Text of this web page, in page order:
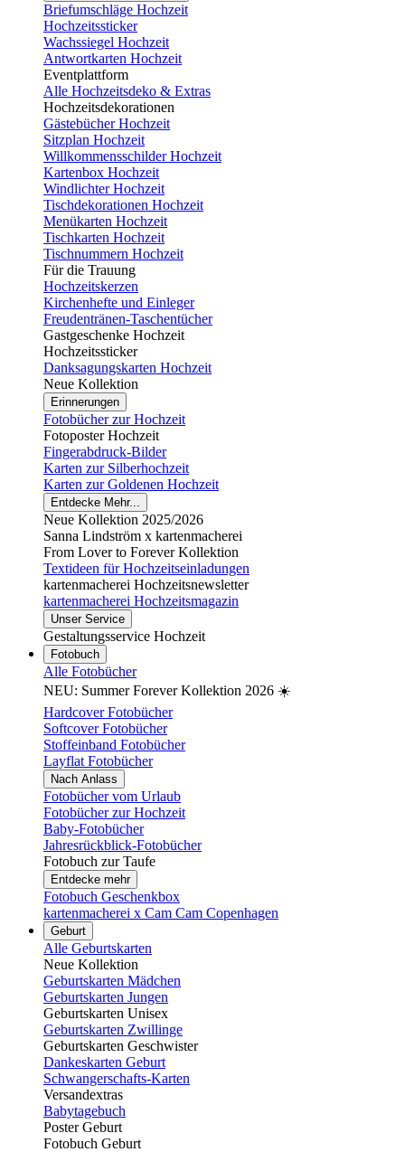
Briefumschläge Hochzeit
Hochzeitssticker
Wachssiegel Hochzeit
Antwortkarten Hochzeit
Eventplattform
Alle Hochzeitsdeko & Extras
Hochzeitsdekorationen
Gästebücher Hochzeit
Sitzplan Hochzeit
Willkommensschilder Hochzeit
Kartenbox Hochzeit
Windlichter Hochzeit
Tischdekorationen Hochzeit
Menükarten Hochzeit
Tischkarten Hochzeit
Tischnummern Hochzeit
Für die Trauung
Hochzeitskerzen
Kirchenhefte und Einleger
Freudentränen-Taschentücher
Gastgeschenke Hochzeit
Hochzeitssticker
Danksagungskarten Hochzeit
Neue Kollektion
Erinnerungen
Fotobücher zur Hochzeit
Fotoposter Hochzeit
Fingerabdruck-Bilder
Karten zur Silberhochzeit
Karten zur Goldenen Hochzeit
Entdecke Mehr...
Neue Kollektion 2025/2026
Sanna Lindström x kartenmacherei
From Lover to Forever Kollektion
Textideen für Hochzeitseinladungen
kartenmacherei Hochzeitsnewsletter
kartenmacherei Hochzeitsmagazin
Unser Service
Gestaltungsservice Hochzeit
Fotobuch
Alle Fotobücher
NEU: Summer Forever Kollektion 2026 ☀️
Hardcover Fotobücher
Softcover Fotobücher
Stoffeinband Fotobücher
Layflat Fotobücher
Nach Anlass
Fotobücher vom Urlaub
Fotobücher zur Hochzeit
Baby-Fotobücher
Jahresrückblick-Fotobücher
Fotobuch zur Taufe
Entdecke mehr
Fotobuch Geschenkbox
kartenmacherei x Cam Cam Copenhagen
Geburt
Alle Geburtskarten
Neue Kollektion
Geburtskarten Mädchen
Geburtskarten Jungen
Geburtskarten Unisex
Geburtskarten Zwillinge
Geburtskarten Geschwister
Dankeskarten Geburt
Schwangerschafts-Karten
Versandextras
Babytagebuch
Poster Geburt
Fotobuch Geburt